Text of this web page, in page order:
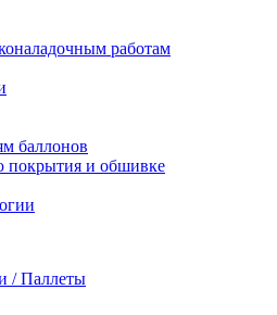
работам
баллонов
покрытия и обшивке
/ Паллеты